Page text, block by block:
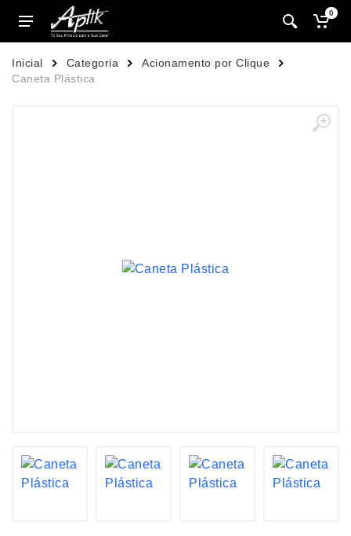
0
Inicial Categoria
Acionamento por Clique
Caneta Plástica